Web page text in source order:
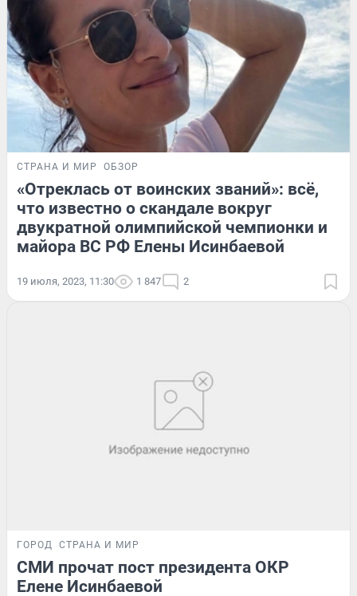
СТРАНА И МИР ОБЗОР
«Отреклась от воинских званий»: всё,
что известно о скандале вокруг
двукратной олимпийской чемпионки и
майора ВС РФ Елены Исинбаевой
19 июля, 2023, 11:30 1 847 2
ГОРОД СТРАНА И МИР
СМИ прочат пост президента ОКР
Елене Исинбаевой